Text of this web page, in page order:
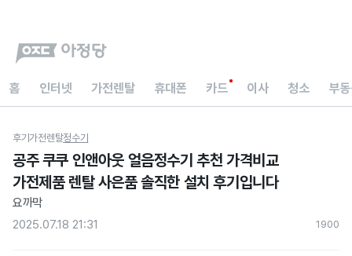
홈 인터넷 가전렌탈 휴대폰 카드 이사 청소 부
후기가전렌탈정수기
공주 쿠쿠 인앤아웃 얼음정수기 추천 가격비교
가전제품 렌탈 사은품 솔직한 설치 후기입니다
요까막
2025.07.18 21:31
1900